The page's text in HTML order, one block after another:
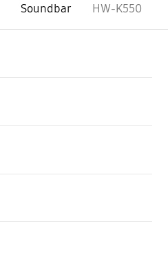
Soundbar HW-K550